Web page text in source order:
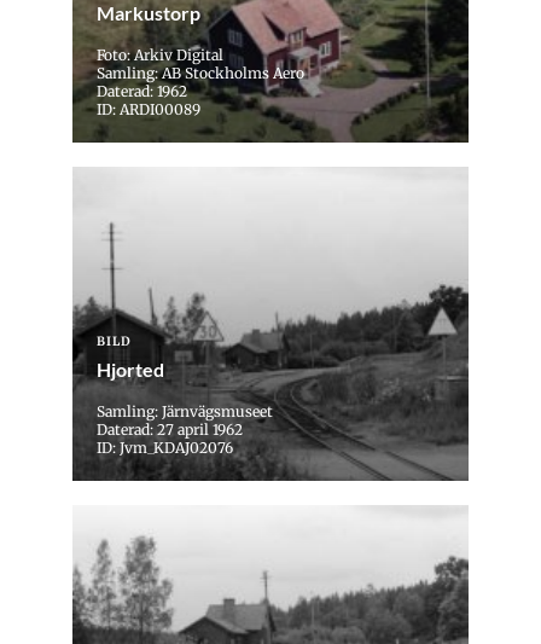
Markustorp
Foto: Arkiv Digital
Samling: AB Stockholms Aero
Daterad: 1962
ID: ARDI00089
BILD
Hjorted
Samling: Järnvägsmuseet
Daterad: 27 april 1962
ID: Jvm_KDAJ02076